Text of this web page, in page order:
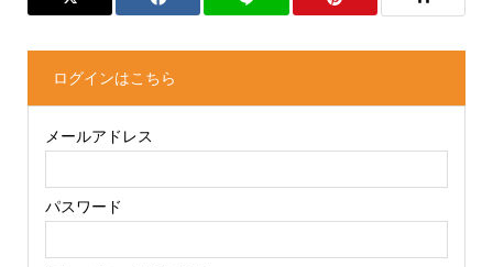
ログインはこちら
メールアドレス
パスワード